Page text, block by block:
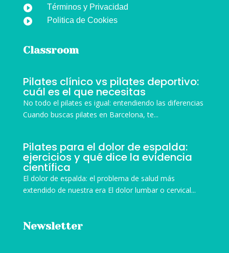
 Términos y Privacidad
 Politica de Cookies
Classroom
Pilates clínico vs pilates deportivo:
cuál es el que necesitas
No todo el pilates es igual: entendiendo las diferencias
Cuando buscas pilates en Barcelona, te...
Pilates para el dolor de espalda:
ejercicios y qué dice la evidencia
científica
El dolor de espalda: el problema de salud más
extendido de nuestra era El dolor lumbar o cervical...
Newsletter